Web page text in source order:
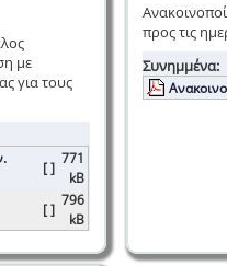
με
για τους
[ ]
771
kB
[ ]
796
kB
προς τις
Συνημμένα: